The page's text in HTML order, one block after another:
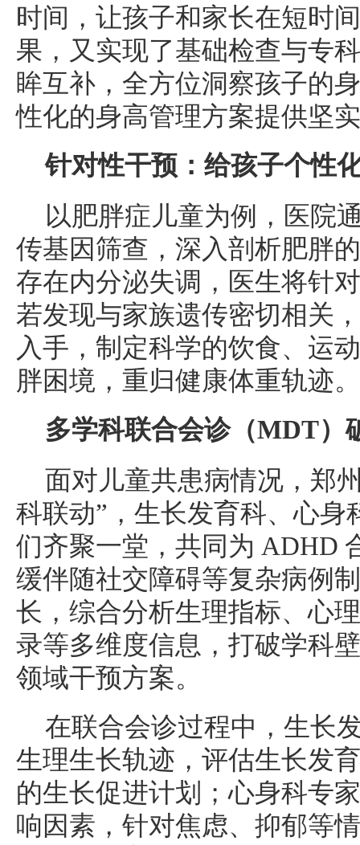
时间，让孩子和家长在短时
果，又实现了基础检查与专
眸互补，全方位洞察孩子的
性化的身高管理方案提供坚
针对性干预：给孩子个性
以肥胖症儿童为例，医院
传基因筛查，深入剖析肥胖
存在内分泌失调，医生将针
若发现与家族遗传密切相关
入手，制定科学的饮食、运
胖困境，重归健康体重轨迹。
多学科联合会诊（MDT）
面对儿童共患病情况，郑
科联动”，生长发育科、心身
们齐聚一堂，共同为 ADHD
缓伴随社交障碍等复杂病例
长，综合分析生理指标、心
录等多维度信息，打破学科
领域干预方案。
在联合会诊过程中，生长
生理生长轨迹，评估生长发
的生长促进计划；心身科专
响因素，针对焦虑、抑郁等